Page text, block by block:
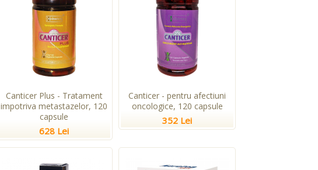
Canticer Plus - Tratament
impotriva metastazelor, 120
capsule
628 Lei
Canticer - pentru afectiuni
oncologice, 120 capsule
352 Lei